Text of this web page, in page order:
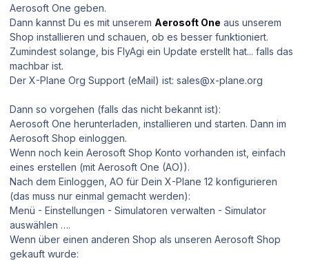
Aerosoft One geben.
Dann kannst Du es mit unserem Aerosoft One aus unserem
Shop installieren und schauen, ob es besser funktioniert.
Zumindest solange, bis FlyAgi ein Update erstellt hat... falls das
machbar ist.
Der X-Plane Org Support (eMail) ist: sales@x-plane.org
Dann so vorgehen (falls das nicht bekannt ist):
Aerosoft One herunterladen, installieren und starten. Dann im
Aerosoft Shop einloggen.
Wenn noch kein Aerosoft Shop Konto vorhanden ist, einfach
eines erstellen (mit Aerosoft One (AO)).
Nach dem Einloggen, AO für Dein X-Plane 12 konfigurieren
(das muss nur einmal gemacht werden):
Menü - Einstellungen - Simulatoren verwalten - Simulator
auswählen ….
Wenn über einen anderen Shop als unseren Aerosoft Shop
gekauft wurde: